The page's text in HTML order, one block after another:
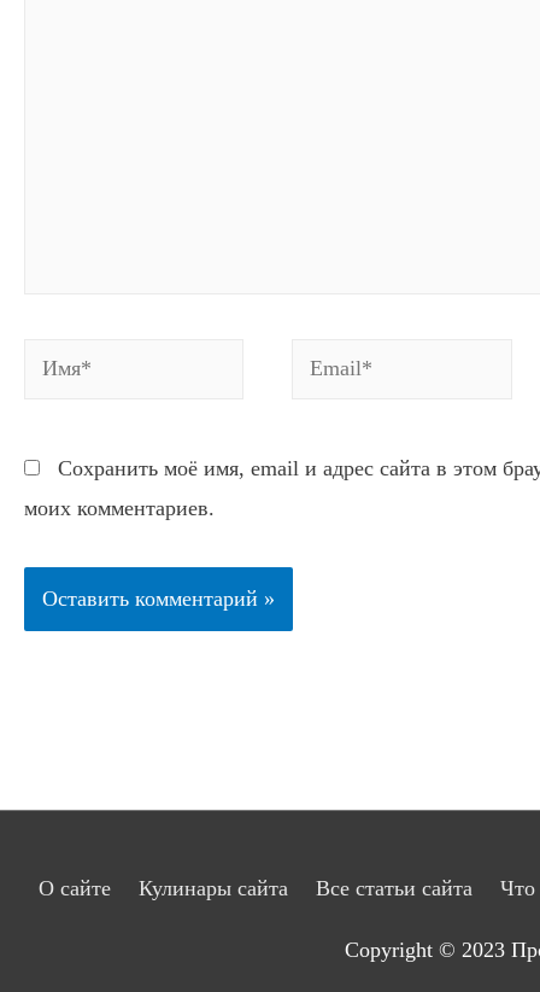
Имя* Email*
Сохранить моё имя, email и адрес сайта в этом
моих комментариев.
О сайте Кулинары сайта Все статьи сайта Что
Copyright © 2023